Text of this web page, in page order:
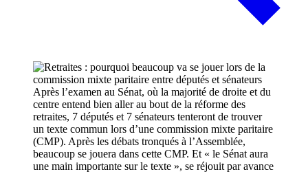
Après l’examen au Sénat, où la majorité de droite et du
centre entend bien aller au bout de la réforme des
retraites, 7 députés et 7 sénateurs tenteront de trouver
un texte commun lors d’une commission mixte paritaire
(CMP). Après les débats tronqués à l’Assemblée,
beaucoup se jouera dans cette CMP. Et « le Sénat aura
une main importante sur le texte », se réjouit par avance